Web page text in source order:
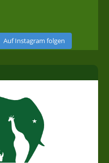
Auf Instagram folgen